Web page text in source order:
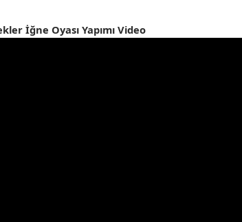
İğne Oyası Yapımı Video